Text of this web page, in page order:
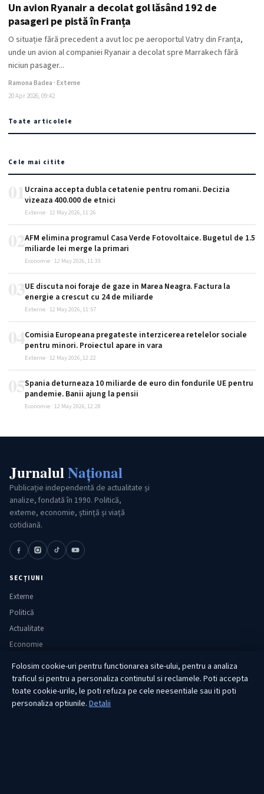
Un avion Ryanair a decolat gol lăsând 192 de
pasageri pe pistă în Franța
O situație fără precedent a avut loc pe aeroportul Vatry din Franța,
unde un avion al companiei Ryanair a decolat spre Marrakech fără
niciun pasager...
Ramona Badea · Externe
20 Apr 2026, 09:42
Toate articolele
Cele mai citite
Ucraina accepta dubla cetatenie pentru romani. Decizia
vizeaza 400.000 de etnici
Externe · 12 May 2026, 11:26
AFM elimina programul Casa Verde Fotovoltaice. Bugetul de 1.5
miliarde lei merge la primari
Economie · 12 May 2026, 11:33
UE discuta noi foraje de gaze in Marea Neagra. Factura la
energie a crescut cu 24 de miliarde
Externe · 12 May 2026, 11:57
Comisia Europeana pregateste interzicerea retelelor sociale
pentru minori. Proiectul apare in vara
Externe · 12 May 2026, 12:22
Spania deturneaza 10 miliarde de euro din fondurile UE pentru
pandemie. Banii ajung la pensii
Economie · 12 May 2026, 12:28
JurnalulNațional
Publicație independentă de actualitate și
analize, fondată în 1990. Politică,
externe, economie, știință și viață
cotidiană.
SECȚIUNI
Externe
Politică
Actualitate
Economie
Sănătate
Utile
RUBRICI
Folosim cookie-uri pentru functionarea site-ului, pentru a analiza
traficul si pentru a personaliza continutul si reclamele. Poti accepta
toate cookie-urile, le poti refuza pe cele neesentiale sau iti poti
personaliza optiunile. Detalii